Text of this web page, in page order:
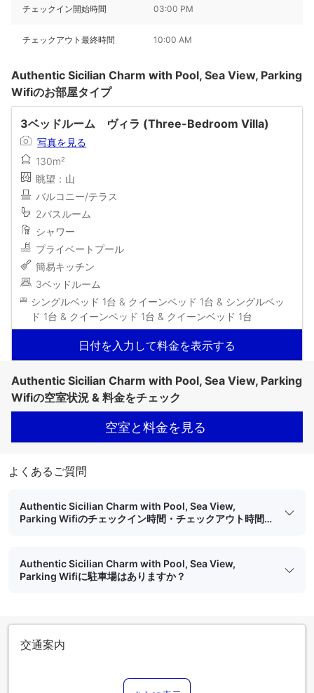
チェックイン開始時間 03:00 PM
チェックアウト最終時間 10:00 AM
Authentic Sicilian Charm with Pool, Sea View, Parking
Wifiのお部屋タイプ
3ベッドルーム ヴィラ (Three-Bedroom Villa)
写真を見る
130m²
眺望：山
バルコニー/テラス
2バスルーム
シャワー
プライベートプール
簡易キッチン
3ベッドルーム
シングルベッド 1台 & クイーンベッド 1台 & シングルベッ
ド 1台 & クイーンベッド 1台 & クイーンベッド 1台
日付を入力して料金を表示する
Authentic Sicilian Charm with Pool, Sea View, Parking
Wifiの空室状況 & 料金をチェック
空室と料金を見る
よくあるご質問
Authentic Sicilian Charm with Pool, Sea View,
Parking Wifiのチェックイン時間・チェックアウト時間
Authentic Sicilian Charm with Pool, Sea View,
Parking Wifiに駐車場はありますか？
交通案内